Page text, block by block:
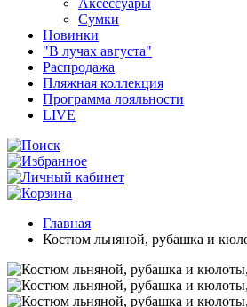
Аксессуары
Сумки
Новинки
"В лучах августа"
Распродажа
Пляжная коллекция
Программа лояльности
LIVE
Главная
Костюм льняной, рубашка и